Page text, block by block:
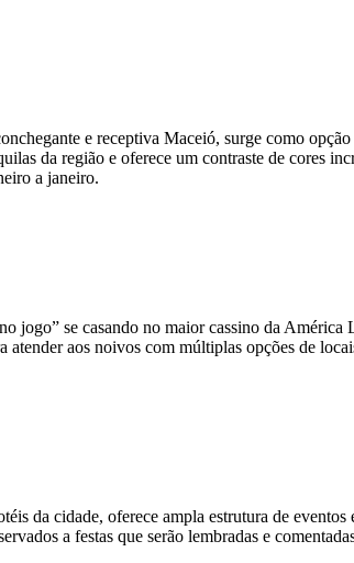
e receptiva Maceió, surge como
da região e oferece um contraste de cores
a janeiro.
jogo” se casando no maior cassino da
aos noivos com múltiplas opções de
da cidade, oferece ampla estrutura de
a festas que serão lembradas e